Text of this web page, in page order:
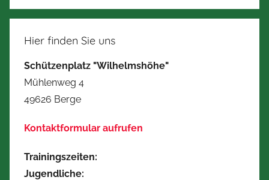
Hier finden Sie uns
Schützenplatz "Wilhelmshöhe"
Mühlenweg 4
49626 Berge
Kontaktformular aufrufen
Trainingszeiten:
Jugendliche: